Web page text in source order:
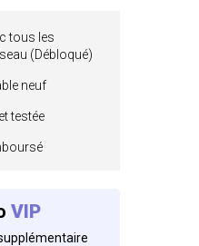
tous les
(Débloqué)
neuf
testée
VIP